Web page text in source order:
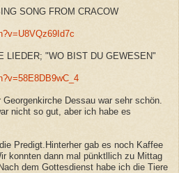
SONG FROM CRACOW
LIEDER; "WO BIST DU GEWESEN"
Dessau war sehr schön.
nicht so gut, aber ich habe es
Predigt.Hinterher gab es noch Kaffee
konnten dann mal pünktllich zu Mittag
dem Gottesdienst habe ich die Tiere